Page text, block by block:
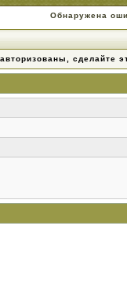
Обнаружена
сделайте